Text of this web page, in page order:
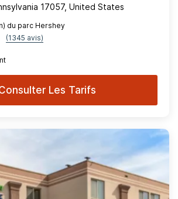
17057, United States
du parc Hershey
(1345 avis)
Les Tarifs